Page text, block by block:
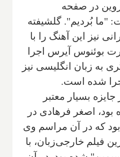
در صفحه
"ما بُردیم". گلشیفته
نیز این آهنگ را با
بوئنوس آیرس اجرا
به زبان انگلیسی نیز
شده است.
بسیار معتبر
بود، اصغر فرهادی در
مراسم اسکار ۲۰۱۱ بود که در آن مراسم وی
فیلم خارجی‌زبان، با